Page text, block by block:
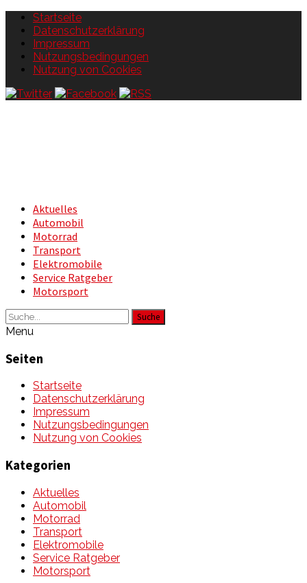
Startseite
Datenschutzerklärung
Impressum
Nutzungsbedingungen
Nutzung von Cookies
Aktuelles
Automobil
Motorrad
Transport
Elektromobile
Service Ratgeber
Motorsport
Suche
Menu
Seiten
Startseite
Datenschutzerklärung
Impressum
Nutzungsbedingungen
Nutzung von Cookies
Kategorien
Aktuelles
Automobil
Motorrad
Transport
Elektromobile
Service Ratgeber
Motorsport